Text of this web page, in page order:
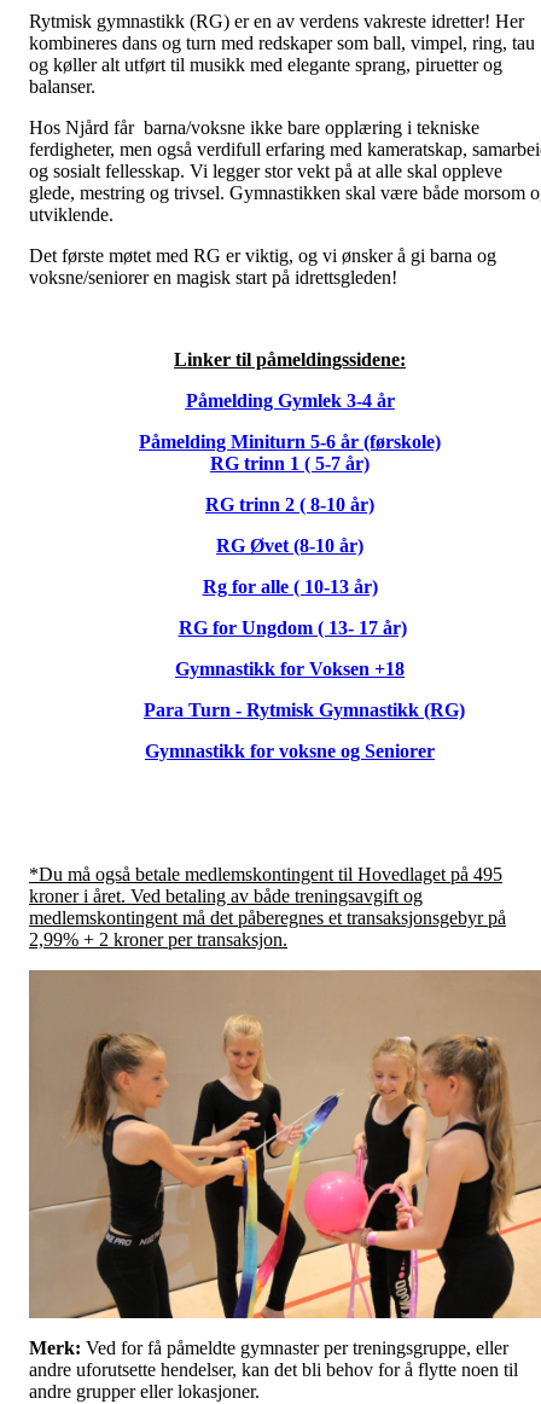
Rytmisk gymnastikk (RG) er en av verdens vakreste idretter! Her
kombineres dans og turn med redskaper som ball, vimpel, ring, tau
og køller alt utført til musikk med elegante sprang, piruetter og
balanser.
Hos Njård får barna/voksne ikke bare opplæring i tekniske
ferdigheter, men også verdifull erfaring med kameratskap,
og sosialt fellesskap. Vi legger stor vekt på at alle skal oppleve
glede, mestring og trivsel. Gymnastikken skal være både morsom
utviklende.
Det første møtet med RG er viktig, og vi ønsker å gi barna og
voksne/seniorer en magisk start på idrettsgleden!
Linker til påmeldingssidene:
Påmelding Gymlek 3-4 år
Påmelding Miniturn 5-6 år (førskole)
RG trinn 1 ( 5-7 år)
RG trinn 2 ( 8-10 år)
RG Øvet (8-10 år)
Rg for alle ( 10-13 år)
RG for Ungdom ( 13- 17 år)
Gymnastikk for Voksen +18
Para Turn - Rytmisk Gymnastikk (RG)
Gymnastikk for voksne og Seniorer
*Du må også betale medlemskontingent til Hovedlaget på 495
kroner i året. Ved betaling av både treningsavgift og
medlemskontingent må det påberegnes et transaksjonsgebyr på
2,99% + 2 kroner per transaksjon.
Merk: Ved for få påmeldte gymnaster per treningsgruppe, eller
andre uforutsette hendelser, kan det bli behov for å flytte noen til
andre grupper eller lokasjoner.